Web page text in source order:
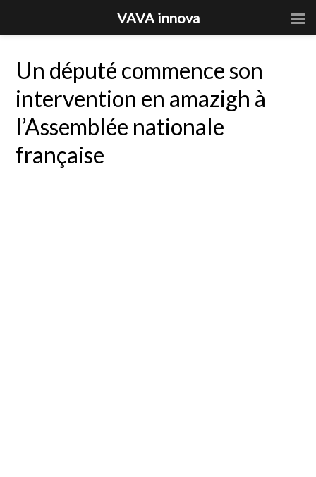
Un député commence son
intervention en amazigh à
l’Assemblée nationale
française
VAVA innova